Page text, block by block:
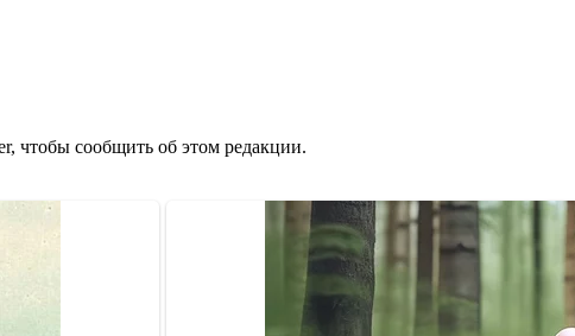
чтобы сообщить об этом редакции.